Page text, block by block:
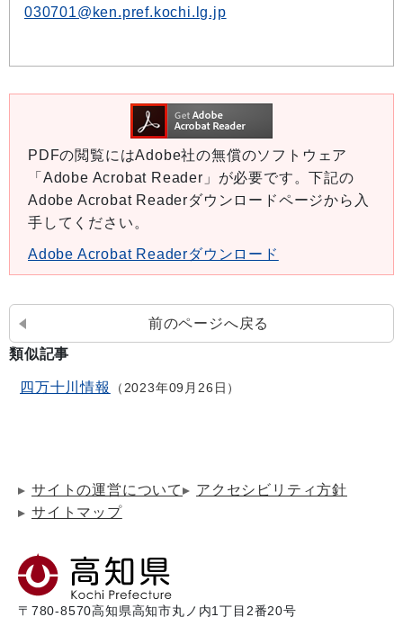
030701@ken.pref.kochi.lg.jp
PDFの閲覧にはAdobe社の無償のソフトウェア
「Adobe Acrobat Reader」が必要です。下記の
Adobe Acrobat Readerダウンロードページから入
手してください。
Adobe Acrobat Readerダウンロード
前のページへ戻る
類似記事
四万十川情報 2023年09月26日
サイトの運営について
アクセシビリティ方針
サイトマップ
〒780-8570高知県高知市丸ノ内1丁目2番20号